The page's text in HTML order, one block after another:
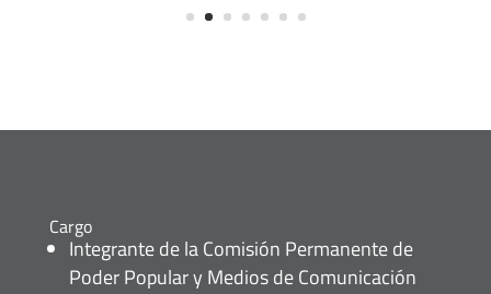
Cargo
Integrante de la Comisión Permanente de
Poder Popular y Medios de Comunicación